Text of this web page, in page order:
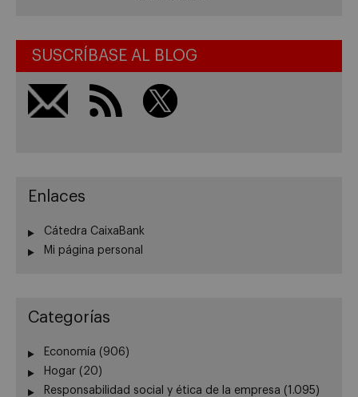
SUSCRÍBASE AL BLOG
Enlaces
Cátedra CaixaBank
Mi página personal
Categorías
Economía (906)
Hogar (20)
Responsabilidad social y ética de la empresa (1.095)